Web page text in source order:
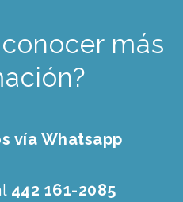
más
vía Whatsapp
442 161-2085